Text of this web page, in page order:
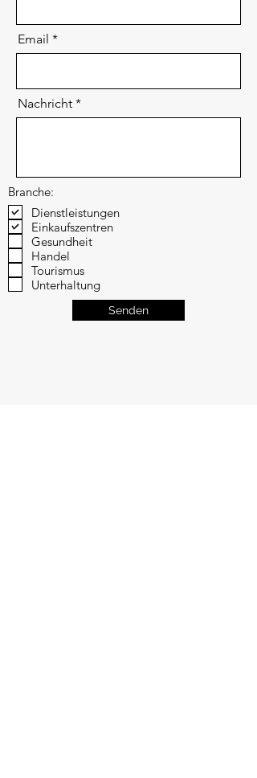
Email
Nachricht
Branche:
Dienstleistungen
Einkaufszentren
Gesundheit
Handel
Tourismus
Unterhaltung
Senden